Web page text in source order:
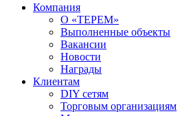
Компания
О «ТЕРЕМ»
Выполненные объекты
Вакансии
Новости
Награды
Клиентам
DIY сетям
Торговым организациям